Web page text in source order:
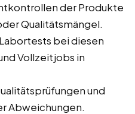
der Produkte
Qualitätsmängel.
bei diesen
Vollzeitjobs in
und
Abweichungen.